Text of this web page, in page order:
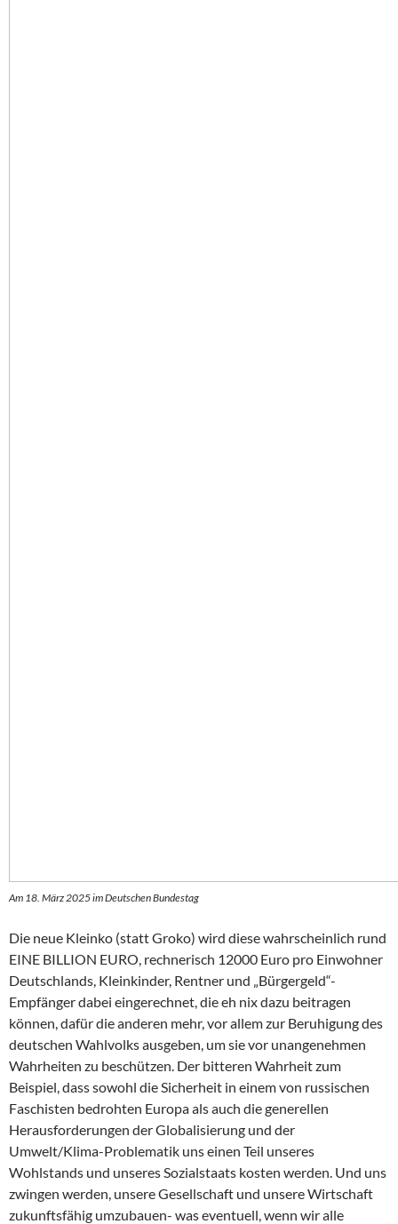
Am 18. März 2025 im Deutschen Bundestag
Die neue Kleinko (statt Groko) wird diese wahrscheinlich rund
EINE BILLION EURO, rechnerisch 12000 Euro pro Einwohner
Deutschlands, Kleinkinder, Rentner und „Bürgergeld“-
Empfänger dabei eingerechnet, die eh nix dazu beitragen
können, dafür die anderen mehr, vor allem zur Beruhigung des
deutschen Wahlvolks ausgeben, um sie vor unangenehmen
Wahrheiten zu beschützen. Der bitteren Wahrheit zum
Beispiel, dass sowohl die Sicherheit in einem von russischen
Faschisten bedrohten Europa als auch die generellen
Herausforderungen der Globalisierung und der
Umwelt/Klima-Problematik uns einen Teil unseres
Wohlstands und unseres Sozialstaats kosten werden. Und uns
zwingen werden, unsere Gesellschaft und unsere Wirtschaft
zukunftsfähig umzubauen- was eventuell, wenn wir alle